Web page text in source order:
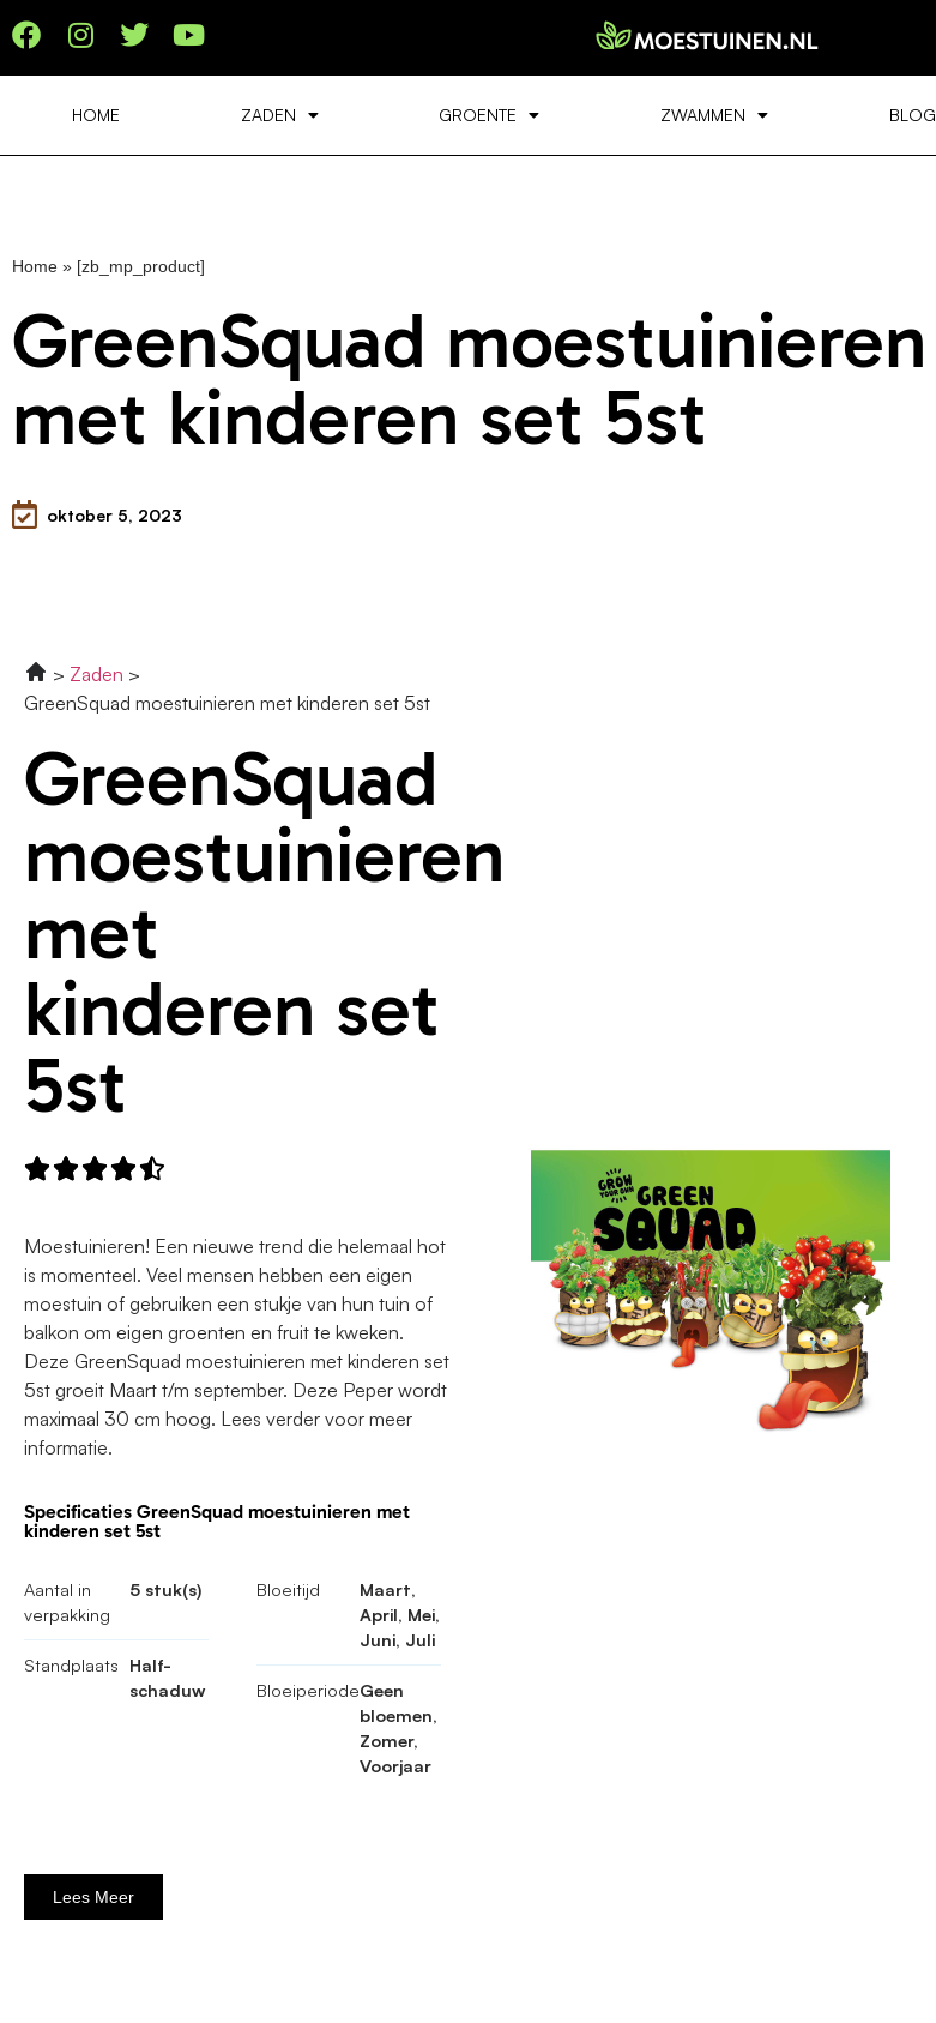
HOME ZADEN GROENTE ZWAMMEN BLOG
Home » [zb_mp_product]
GreenSquad moestuinieren
met kinderen set 5st
oktober 5, 2023
Zaden
GreenSquad moestuinieren met kinderen set 5st
GreenSquad
moestuinieren
met
kinderen set
5st

Moestuinieren! Een nieuwe trend die helemaal hot
is momenteel. Veel mensen hebben een eigen
moestuin of gebruiken een stukje van hun tuin of
balkon om eigen groenten en fruit te kweken.
Deze GreenSquad moestuinieren met kinderen set
5st groeit Maart t/m september. Deze Peper wordt
maximaal 30 cm hoog. Lees verder voor meer
informatie.
Specificaties GreenSquad moestuinieren met
kinderen set 5st
Aantal in
verpakking
5 stuk(s)
Standplaats
Half-
schaduw
Bloeitijd
Maart,
April, Mei,
Juni, Juli
BloeiperiodeGeen
bloemen,
Zomer,
Voorjaar
Lees Meer